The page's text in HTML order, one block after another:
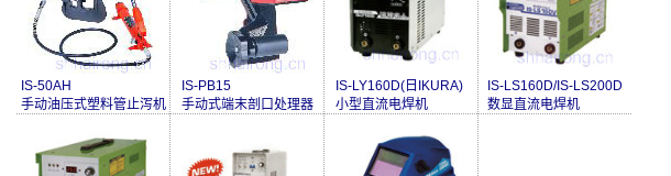
IS-50AH
手动油压式塑料管止泻机
IS-PB15
手动式端末剖口处理器
IS-LY160D(日IKURA)
小型直流电焊机
IS-LS160D/IS-LS200D
数显直流电焊机